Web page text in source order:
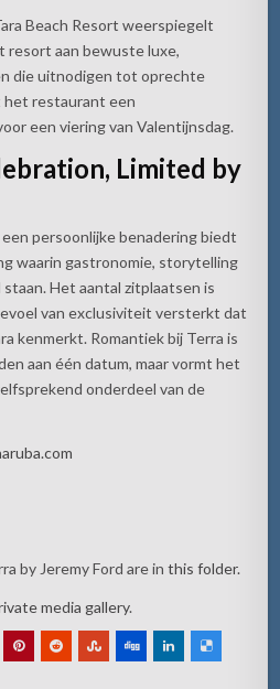
Beach Resort weerspiegelt
resort aan bewuste luxe,
die uitnodigen tot oprechte
het restaurant een
een viering van Valentijnsdag.
Limited by
persoonlijke benadering biedt
waarin gastronomie, storytelling
Het aantal zitplaatsen is
van exclusiviteit versterkt dat
kenmerkt. Romantiek bij Terra is
aan één datum, maar vormt het
onderdeel van de
by Jeremy Ford are inthis folder.
media gallery.